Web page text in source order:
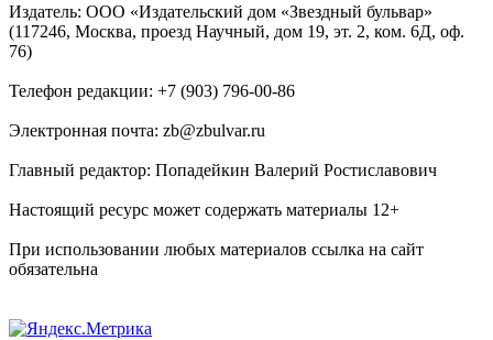
Издатель: ООО «Издательский дом «Звездный бульвар»
(117246, Москва, проезд Научный, дом 19, эт. 2, ком. 6Д, оф.
76)
Телефон редакции: +7 (903) 796-00-86
Электронная почта: zb@zbulvar.ru
Главный редактор: Попадейкин Валерий Ростиславович
Настоящий ресурс может содержать материалы 12+
При использовании любых материалов ссылка на сайт
обязательна